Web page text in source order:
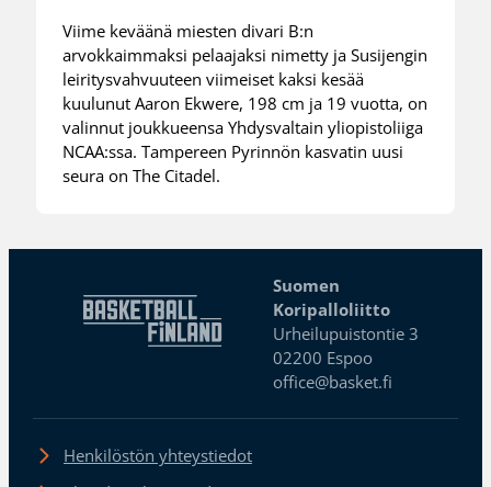
Viime keväänä miesten divari B:n
arvokkaimmaksi pelaajaksi nimetty ja Susijengin
leiritysvahvuuteen viimeiset kaksi kesää
kuulunut Aaron Ekwere, 198 cm ja 19 vuotta, on
valinnut joukkueensa Yhdysvaltain yliopistoliiga
NCAA:ssa. Tampereen Pyrinnön kasvatin uusi
seura on The Citadel.
Suomen
Koripalloliitto
Urheilupuistontie 3
02200 Espoo
office@basket.fi
Henkilöstön yhteystiedot